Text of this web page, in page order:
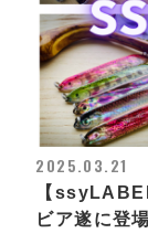
2025.03.21
【
ビア遂に登